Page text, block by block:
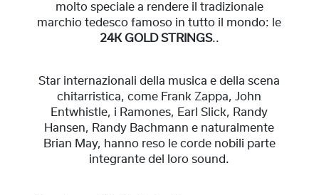
molto speciale a rendere il tradizionale
marchio tedesco famoso in tutto il mondo: le
24K GOLD STRINGS..
Star internazionali della musica e della scena
chitarristica, come Frank Zappa, John
Entwhistle, i Ramones, Earl Slick, Randy
Hansen, Randy Bachmann e naturalmente
Brian May, hanno reso le corde nobili parte
integrante del loro sound.